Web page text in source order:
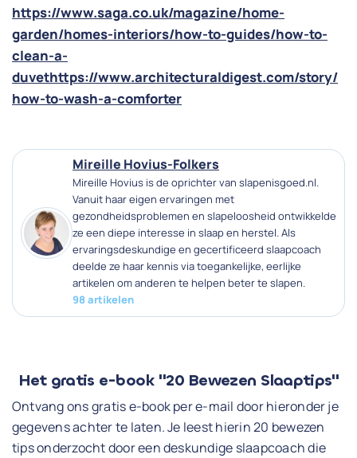
https://www.saga.co.uk/magazine/home-
garden/homes-interiors/how-to-guides/how-to-
clean-a-
duvethttps://www.architecturaldigest.com/story/
how-to-wash-a-comforter
Mireille Hovius-Folkers
Mireille Hovius is de oprichter van slapenisgoed.nl.
Vanuit haar eigen ervaringen met
gezondheidsproblemen en slapeloosheid ontwikkelde
ze een diepe interesse in slaap en herstel. Als
ervaringsdeskundige en gecertificeerd slaapcoach
deelde ze haar kennis via toegankelijke, eerlijke
artikelen om anderen te helpen beter te slapen.
98 artikelen
Het gratis e-book "20 Bewezen Slaaptips"
Ontvang ons gratis e-book per e-mail door hieronder je
gegevens achter te laten. Je leest hierin 20 bewezen
tips onderzocht door een deskundige slaapcoach die